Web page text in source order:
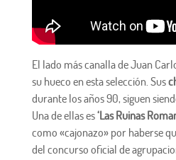
El lado más canalla de Juan
su hueco en esta selección. Sus
durante los años 90, siguen
Una de ellas es‘Las Ruinas
como «cajonazo» por haberse
del concurso oficial de